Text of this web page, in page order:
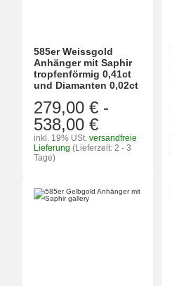
585er Weissgold
Anhänger mit Saphir
tropfenförmig 0,41ct
und Diamanten 0,02ct
279,00 € -
538,00 €
inkl. 19% USt. versandfreie
Lieferung (Lieferzeit: 2 - 3
Tage)